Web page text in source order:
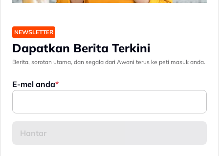
NEWSLETTER
Dapatkan Berita Terkini
Berita, sorotan utama, dan segala dari Awani terus ke peti masuk anda.
E-mel anda